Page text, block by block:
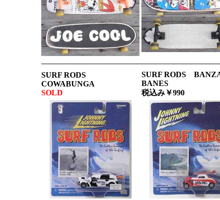
SURF RODS
COWABUNGA
SOLD
SURF RODS
BANES
税込み￥990